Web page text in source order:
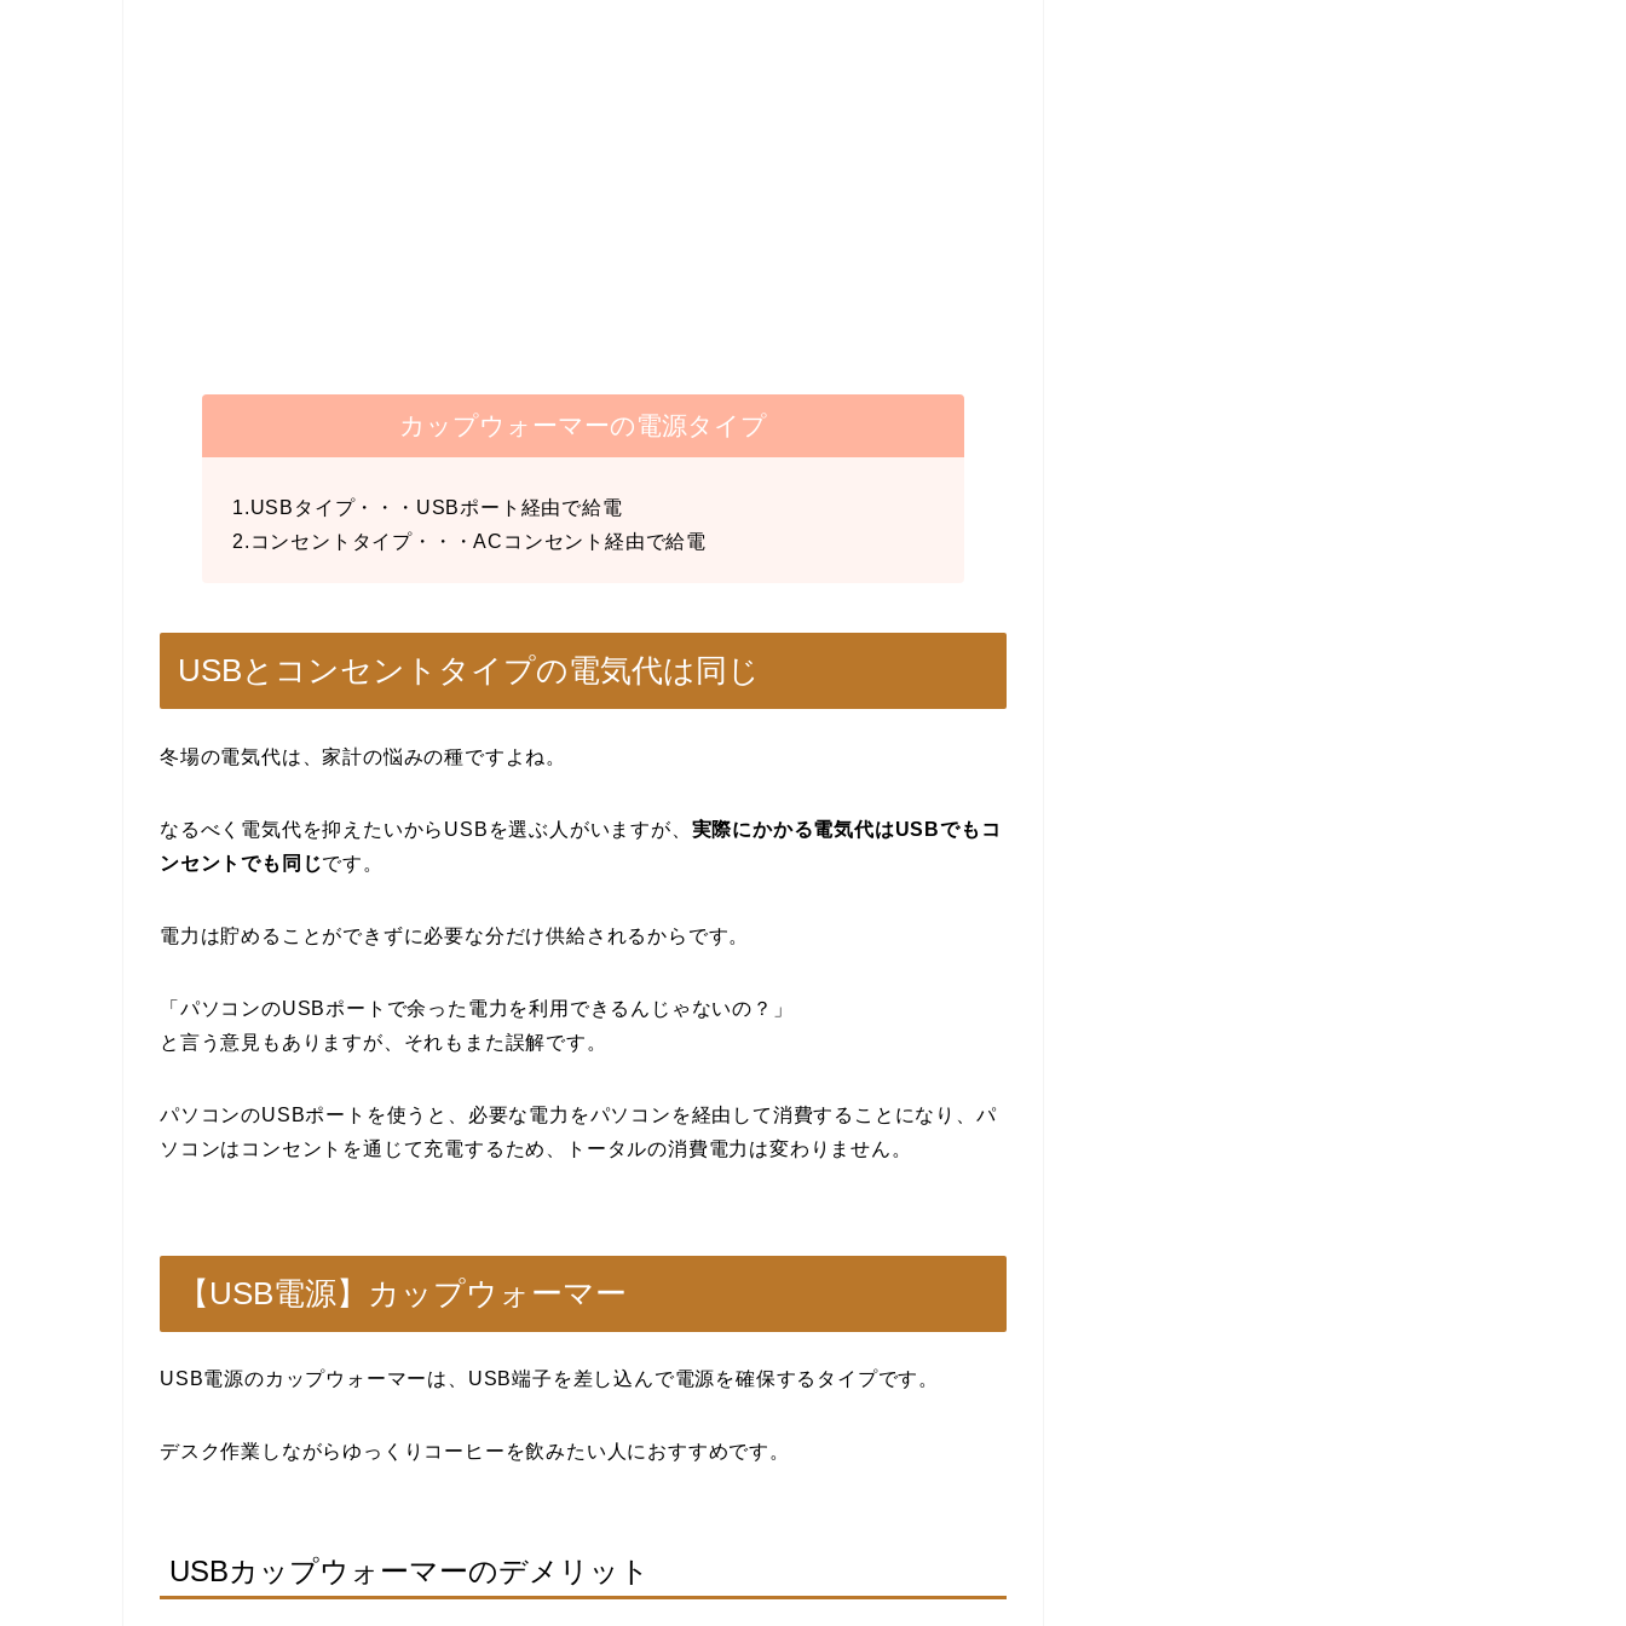
カップウォーマーの電源タイプ
1.USBタイプ・・・USBポート経由で給電
2.コンセントタイプ・・・ACコンセント経由で給電
USBとコンセントタイプの電気代は同じ
冬場の電気代は、家計の悩みの種ですよね。
なるべく電気代を抑えたいからUSBを選ぶ人がいますが、 実際にかかる電気代はUSBでもコ
ンセントでも同じです。
電力は貯めることができずに必要な分だけ供給されるからです。
「パソコンのUSBポートで余った電力を利用できるんじゃないの？」
と言う意見もありますが、それもまた誤解です。
パソコンのUSBポートを使うと、必要な電力をパソコンを経由して消費することになり、パ
ソコンはコンセントを通じて充電するため、トータルの消費電力は変わりません。
【USB電源】カップウォーマー
USB電源のカップウォーマーは、USB端子を差し込んで電源を確保するタイプです。
デスク作業しながらゆっくりコーヒーを飲みたい人におすすめです。
USBカップウォーマーのデメリット